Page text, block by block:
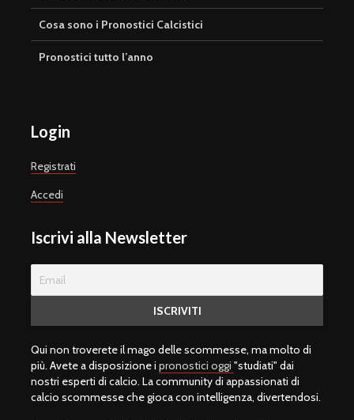
Cosa sono i Pronostici Calcistici
Pronostici tutto l’anno
Login
Registrati
Accedi
Iscrivi alla Newsletter
Qui non troverete il mago delle scommesse, ma molto di
più. Avete a disposizione i pronostici oggi "studiati" dai
nostri esperti di calcio. La community di appassionati di
calcio scommesse che gioca con intelligenza, divertendosi.